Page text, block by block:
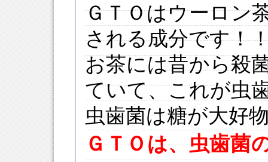
ＧＴＯはウーロン
される成分です！
お茶には昔から殺
ていて、これが虫
虫歯菌は糖が大好
ＧＴＯは、虫歯菌